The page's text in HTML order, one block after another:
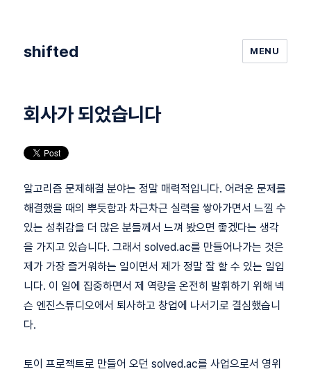
shifted MENU
회사가 되었습니다
알고리즘 문제해결 분야는 정말 매력적입니다. 어려운 문제를
해결했을 때의 뿌듯함과 차근차근 실력을 쌓아가면서 느낄 수
있는 성취감을 더 많은 분들께서 느껴 봤으면 좋겠다는 생각
을 가지고 있습니다. 그래서 solved.ac를 만들어나가는 것은
제가 가장 즐거워하는 일이면서 제가 정말 잘 할 수 있는 일입
니다. 이 일에 집중하면서 제 역량을 온전히 발휘하기 위해 넥
슨 엔진스튜디오에서 퇴사하고 창업에 나서기로 결심했습니
다.
토이 프로젝트로 만들어 오던 solved.ac를 사업으로서 영위